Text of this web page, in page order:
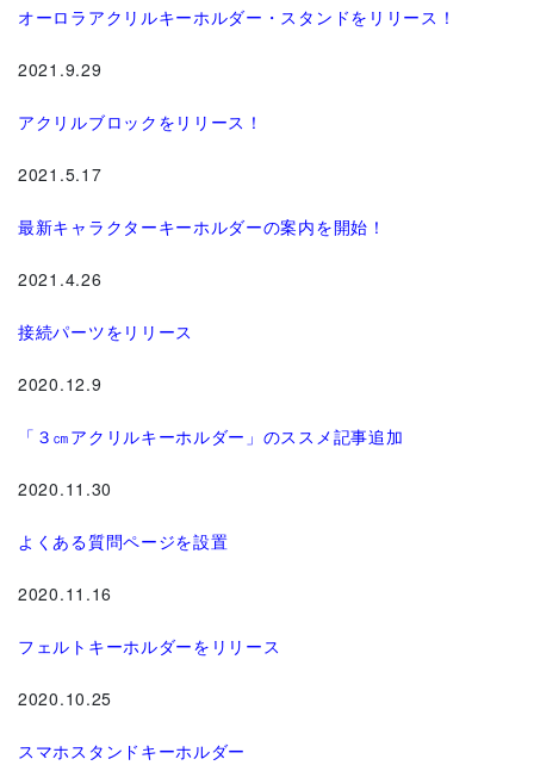
オーロラアクリルキーホルダー・スタンドをリリース！
2021.9.29
アクリルブロックをリリース！
2021.5.17
最新キャラクターキーホルダーの案内を開始！
2021.4.26
接続パーツをリリース
2020.12.9
「３㎝アクリルキーホルダー」のススメ記事追加
2020.11.30
よくある質問ページを設置
2020.11.16
フェルトキーホルダーをリリース
2020.10.25
スマホスタンドキーホルダー